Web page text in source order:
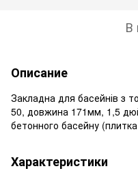
В
Описание
Закладна для басейнів з
50, довжина 171мм, 1,5
бетонного басейну
Характеристики